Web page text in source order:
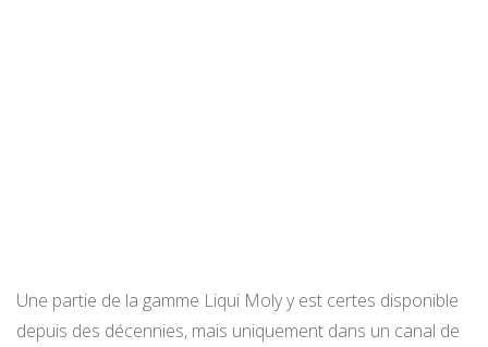
Une partie de la gamme Liqui Moly y est certes disponible
depuis des décennies, mais uniquement dans un canal de